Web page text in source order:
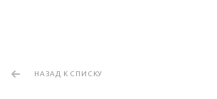
НАЗАД К СПИСКУ